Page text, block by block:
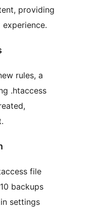
providing
rules, a
.htaccess
file
backups
settings